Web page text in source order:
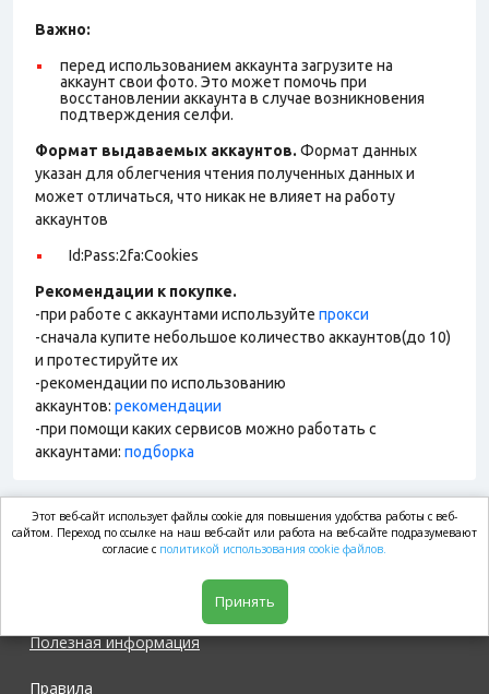
Важно:
перед использованием аккаунта загрузите на
аккаунт свои фото. Это может помочь при
восстановлении аккаунта в случае возникновения
подтверждения селфи.
Формат выдаваемых аккаунтов. Формат данных
указан для облегчения чтения полученных данных и
может отличаться, что никак не влияет на работу
аккаунтов
Id:Pass:2fa:Cookies
Рекомендации к покупке.
-при работе с аккаунтами используйте прокси
-сначала купите небольшое количество аккаунтов(до 10)
и протестируйте их
-рекомендации по использованию
аккаунтов: рекомендации
-при помощи каких сервисов можно работать с
аккаунтами: подборка
market.com
Полезная информация
Правила
Этот веб-сайт использует файлы cookie для повышения удобства работы с веб-
сайтом. Переход по ссылке на наш веб-сайт или работа на веб-сайте подразумевают
согласие с политикой использования cookie файлов.
Принять